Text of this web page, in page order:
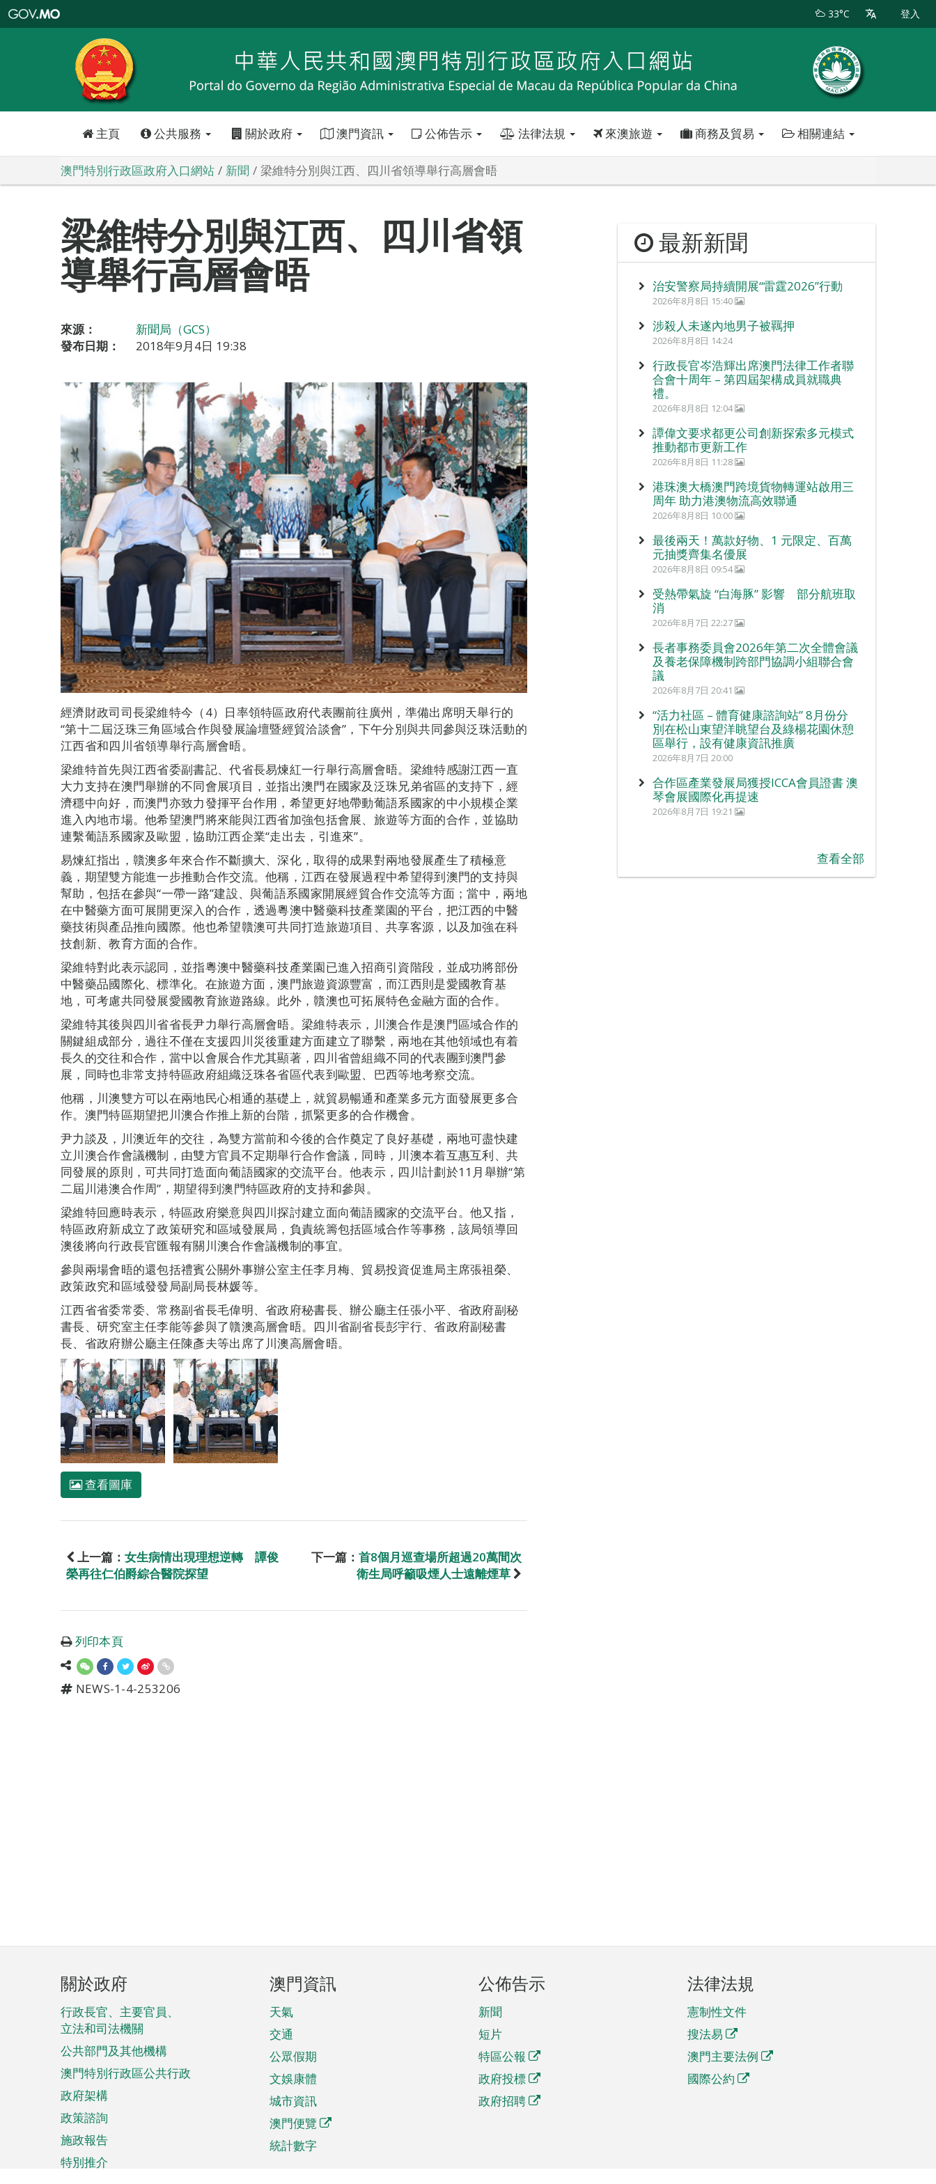
特
政
區
政
口
33°C 登入
主頁 公共服務 關於政府 澳門資訊 公佈告示 法律法規 來澳旅遊 商務及貿易 相關連結
澳門特別行政區政府入口網站 新聞 梁維特分別與江西、四川省領導舉行高層會晤
梁維特分別與江西、四川省領
導舉行高層會晤
來源：
新聞局（GCS）
發布日期：
2018年9月4日 19:38
經濟財政司司長梁維特今（4）日率領特區政府代表團前往廣州，準備出席明天舉行的
“第十二屆泛珠三角區域合作與發展論壇暨經貿洽談會”，下午分別與共同參與泛珠活動的
江西省和四川省領導舉行高層會晤。
梁維特首先與江西省委副書記、代省長易煉紅一行舉行高層會晤。梁維特感謝江西一直
大力支持在澳門舉辦的不同會展項目，並指出澳門在國家及泛珠兄弟省區的支持下，經
濟穩中向好，而澳門亦致力發揮平台作用，希望更好地帶動葡語系國家的中小規模企業
進入內地市場。他希望澳門將來能與江西省加強包括會展、旅遊等方面的合作，並協助
連繫葡語系國家及歐盟，協助江西企業“走出去，引進來”。
易煉紅指出，贛澳多年來合作不斷擴大、深化，取得的成果對兩地發展產生了積極意
義，期望雙方能進一步推動合作交流。他稱，江西在發展過程中希望得到澳門的支持與
幫助，包括在參與“一帶一路”建設、與葡語系國家開展經貿合作交流等方面；當中，兩地
在中醫藥方面可展開更深入的合作，透過粵澳中醫藥科技產業園的平台，把江西的中醫
藥技術與產品推向國際。他也希望贛澳可共同打造旅遊項目、共享客源，以及加強在科
技創新、教育方面的合作。
梁維特對此表示認同，並指粵澳中醫藥科技產業園已進入招商引資階段，並成功將部份
中醫藥品國際化、標準化。在旅遊方面，澳門旅遊資源豐富，而江西則是愛國教育基
地，可考慮共同發展愛國教育旅遊路線。此外，贛澳也可拓展特色金融方面的合作。
梁維特其後與四川省省長尹力舉行高層會晤。梁維特表示，川澳合作是澳門區域合作的
關鍵組成部分，過往不僅在支援四川災後重建方面建立了聯繫，兩地在其他領域也有着
長久的交往和合作，當中以會展合作尤其顯著，四川省曾組織不同的代表團到澳門參
展，同時也非常支持特區政府組織泛珠各省區代表到歐盟、巴西等地考察交流。
他稱，川澳雙方可以在兩地民心相通的基礎上，就貿易暢通和產業多元方面發展更多合
作。澳門特區期望把川澳合作推上新的台階，抓緊更多的合作機會。
尹力談及，川澳近年的交往，為雙方當前和今後的合作奠定了良好基礎，兩地可盡快建
立川澳合作會議機制，由雙方官員不定期舉行合作會議，同時，川澳本着互惠互利、共
同發展的原則，可共同打造面向葡語國家的交流平台。他表示，四川計劃於11月舉辦“第
二屆川港澳合作周”，期望得到澳門特區政府的支持和參與。
梁維特回應時表示，特區政府樂意與四川探討建立面向葡語國家的交流平台。他又指，
特區政府新成立了政策研究和區域發展局，負責統籌包括區域合作等事務，該局領導回
澳後將向行政長官匯報有關川澳合作會議機制的事宜。
參與兩場會晤的還包括禮賓公關外事辦公室主任李月梅、貿易投資促進局主席張祖榮、
政策政究和區域發發局副局長林媛等。
江西省省委常委、常務副省長毛偉明、省政府秘書長、辦公廳主任張小平、省政府副秘
書長、研究室主任李能等參與了贛澳高層會晤。四川省副省長彭宇行、省政府副秘書
長、省政府辦公廳主任陳彥夫等出席了川澳高層會晤。
查看圖庫
上一篇： 女生病情出現理想逆轉 譚俊
榮再往仁伯爵綜合醫院探望
下一篇： 首8個月巡查場所超過20萬間次
衛生局呼籲吸煙人士遠離煙草
列印本頁
NEWS-1-4-253206
最新新聞
治安警察局持續開展“雷霆2026”行動
2026年8月8日 15:40
涉殺人未遂內地男子被羈押
2026年8月8日 14:24
行政長官岑浩輝出席澳門法律工作者聯
合會十周年 – 第四屆架構成員就職典
禮。
2026年8月8日 12:04
譚偉文要求都更公司創新探索多元模式
推動都市更新工作
2026年8月8日 11:28
港珠澳大橋澳門跨境貨物轉運站啟用三
周年 助力港澳物流高效聯通
2026年8月8日 10:00
最後兩天！萬款好物、1 元限定、百萬
元抽獎齊集名優展
2026年8月8日 09:54
受熱帶氣旋 “白海豚” 影響 部分航班取
消
2026年8月7日 22:27
長者事務委員會2026年第二次全體會議
及養老保障機制跨部門協調小組聯合會
議
2026年8月7日 20:41
“活力社區 – 體育健康諮詢站” 8月份分
別在松山東望洋眺望台及綠楊花園休憩
區舉行，設有健康資訊推廣
2026年8月7日 20:00
合作區產業發展局獲授ICCA會員證書 澳
琴會展國際化再提速
2026年8月7日 19:21
查看全部
頁
腳
菜
單
關於政府
行政長官、主要官員、
立法和司法機關
公共部門及其他機構
澳門特別行政區公共行政
政府架構
政策諮詢
施政報告
特別推介
澳門資訊
天氣
交通
公眾假期
文娛康體
城市資訊
澳門便覽
統計數字
公佈告示
新聞
短片
特區公報
政府投標
政府招聘
法律法規
憲制性文件
搜法易
澳門主要法例
國際公約